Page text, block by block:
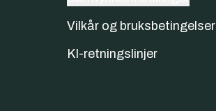
Vilkår og bruksbetingelser
KI-retningslinjer